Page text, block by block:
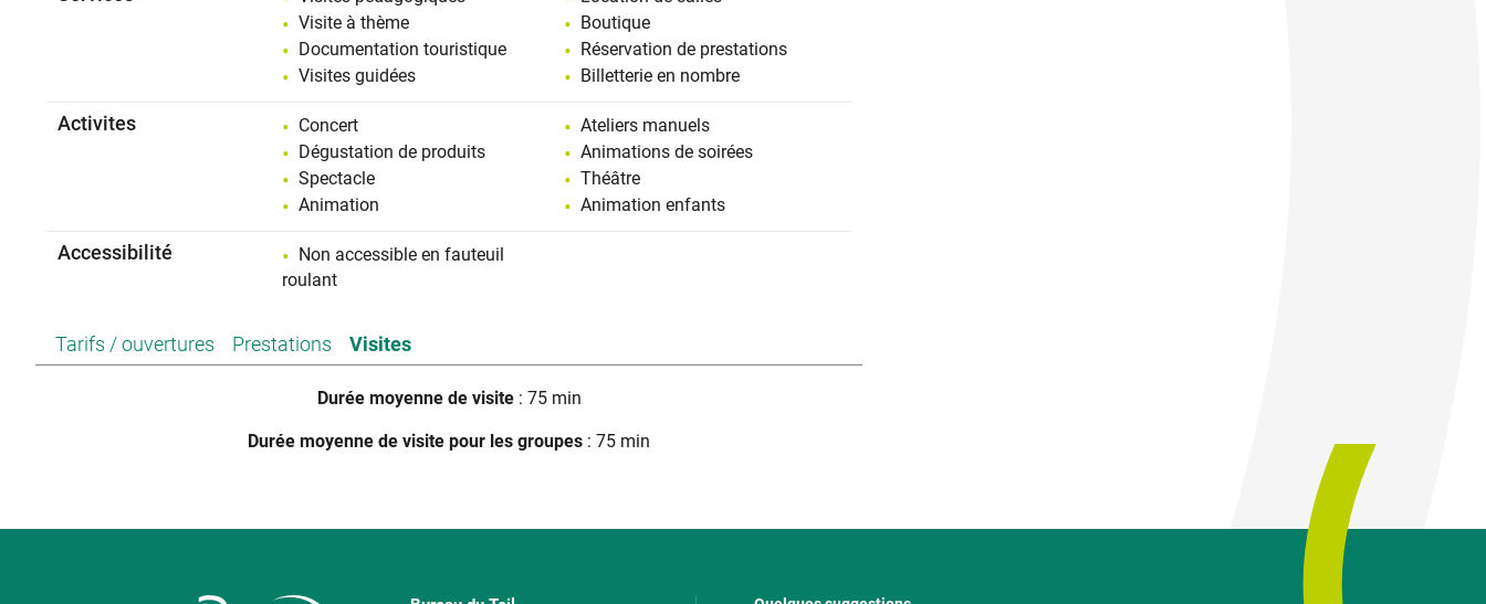
Visite à thème
Boutique
Documentation touristique
Réservation de prestations
Visites guidées
Billetterie en nombre
Activites Concert
Ateliers manuels
Dégustation de produits
Animations de soirées
Spectacle
Théâtre
Animation
Animation enfants
Accessibilité
Non accessible en fauteuil
roulant
Tarifs / ouvertures Prestations Visites
Durée moyenne de visite: 75 min
Durée moyenne de visite pour les groupes : 75 min